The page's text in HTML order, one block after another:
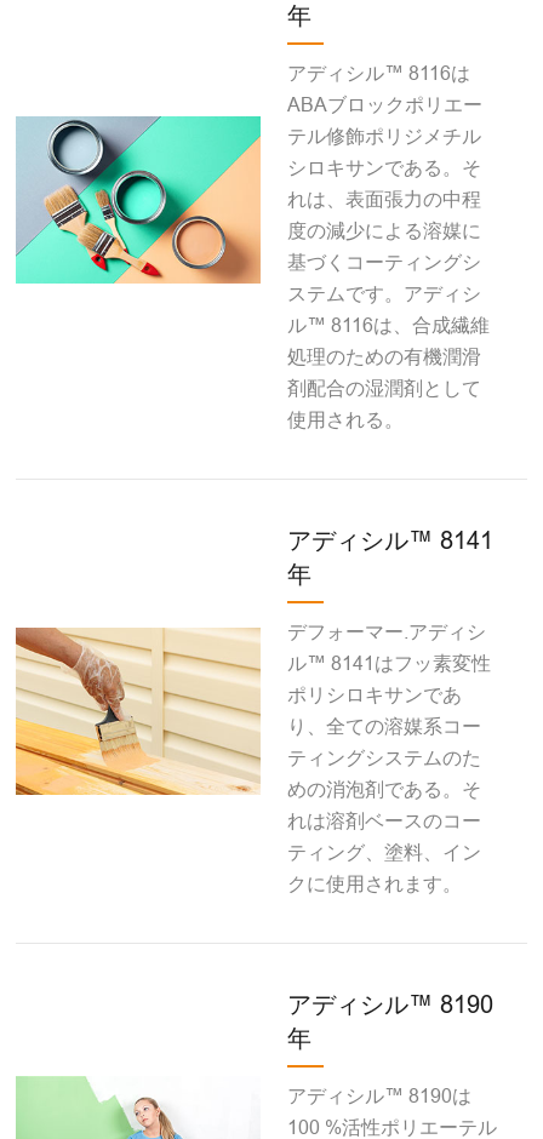
年
アディシル™ 8116は
ABAブロックポリエー
テル修飾ポリジメチル
シロキサンである。そ
れは、表面張力の中程
度の減少による溶媒に
基づくコーティングシ
ステムです。アディシ
ル™ 8116は、合成繊維
処理のための有機潤滑
剤配合の湿潤剤として
使用される。
アディシル™ 8141
年
デフォーマー.アディシ
ル™ 8141はフッ素変性
ポリシロキサンであ
り、全ての溶媒系コー
ティングシステムのた
めの消泡剤である。そ
れは溶剤ベースのコー
ティング、塗料、イン
クに使用されます。
アディシル™ 8190
年
アディシル™ 8190は
100 %活性ポリエーテル